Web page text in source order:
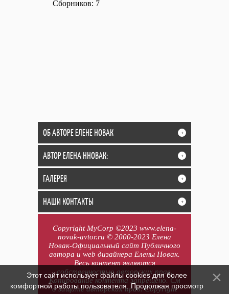
Сборников: 7
ОБ АВТОРЕ ЕЛЕНЕ НОВАК +
АВТОР ЕЛЕНА ННОВАК: +
ГАЛЕРЕЯ +
НАШИ КОНТАКТЫ +
Copyright MyCorp ©2023 www.elena-
novak-avtor.ru © 2000-2023 Елена
Новак-Официальный сайт Публичного
автора и web дизайнера Елены Новак.
Весь контент являются
собственностью авторских прав.
Копирование контента запрещено. См
о защите авторских прав. Copyright
Этот сайт использует файлы cookies для более
комфортной работы пользователя. Продолжая просмотр